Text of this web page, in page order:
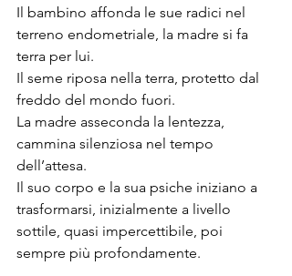
Il bambino affonda le sue radici nel
terreno endometriale, la madre si fa
terra per lui.
Il seme riposa nella terra, protetto dal
freddo del mondo fuori.
La madre asseconda la lentezza,
cammina silenziosa nel tempo
dell’attesa.
Il suo corpo e la sua psiche iniziano a
trasformarsi, inizialmente a livello
sottile, quasi impercettibile, poi
sempre più profondamente.